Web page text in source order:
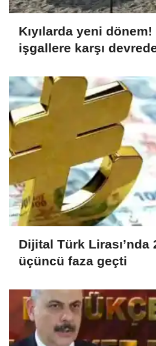
Kıyılarda yeni dönem!
işgallere karşı
Dijital Türk Lirası’nda
üçüncü faza geçti